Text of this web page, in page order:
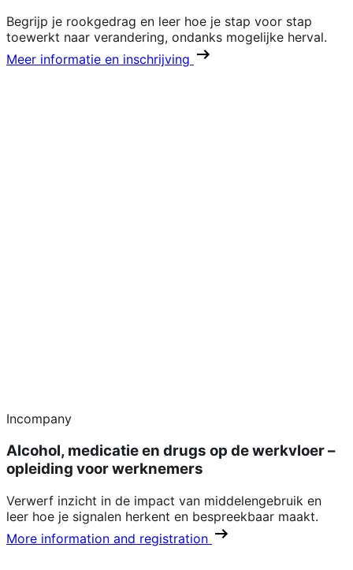
Begrijp je rookgedrag en leer hoe je stap voor stap
toewerkt naar verandering, ondanks mogelijke herval.
Meer informatie en inschrijving
Incompany
Alcohol, medicatie en drugs op de werkvloer –
opleiding voor werknemers
Verwerf inzicht in de impact van middelengebruik en
leer hoe je signalen herkent en bespreekbaar maakt.
More information and registration